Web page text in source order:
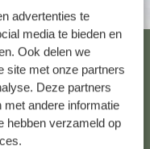
advertenties te
media te bieden en
Ook delen we
site met onze partners
Deze partners
andere informatie
hebben verzameld op